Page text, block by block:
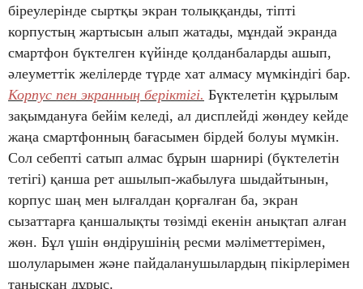
біреулерінде сыртқы экран толыққанды, тіпті
корпустың жартысын алып жатады, мұндай экранда
смартфон бүктелген күйінде қолданбаларды ашып,
әлеуметтік желілерде түрде хат алмасу мүмкіндігі бар.
Корпус пен экранның беріктігі. Бүктелетін құрылым
зақымдануға бейім келеді, ал дисплейді жөндеу кейде
жаңа смартфонның бағасымен бірдей болуы мүмкін.
Сол себепті сатып алмас бұрын шарнирі (бүктелетін
тетігі) қанша рет ашылып-жабылуға шыдайтынын,
корпус шаң мен ылғалдан қорғалған ба, экран
сызаттарға қаншалықты төзімді екенін анықтап алған
жөн. Бұл үшін өндірушінің ресми мәліметтерімен,
шолуларымен және пайдаланушылардың пікірлерімен
танысқан дұрыс.